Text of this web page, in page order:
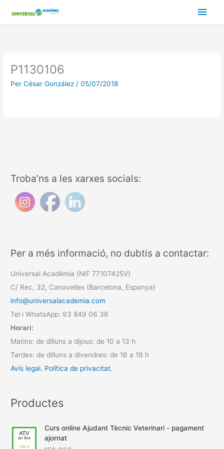
contingut
P1130106
Per César González /05/07/2018
Troba’ns a les xarxes socials:
Per a més informació, no dubtis a contactar:
Universal Acadèmia (NIF 77107425V)
C/ Rec, 32, Canovelles (Barcelona, Espanya)
info@universalacademia.com
Tel i WhatsApp: 93 849 06 36
Horari:
Matins: de dilluns a dijous: de 10 a 13 h
Tardes: de dilluns a divendres: de 16 a 19 h
Avís legal. Política de privacitat.
Productes
Curs online Ajudant Tècnic Veterinari - pagament
ajornat